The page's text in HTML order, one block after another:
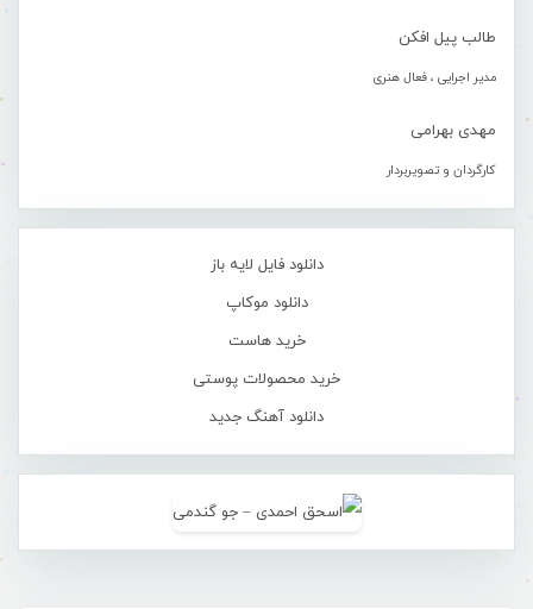
طالب پیل افکن
مدیر اجرایی ، فعال هنری
مهدی بهرامی
کارگردان و تصویربردار
دانلود فایل لایه باز
دانلود موکاپ
خرید هاست
خرید محصولات پوستی
دانلود آهنگ جدید